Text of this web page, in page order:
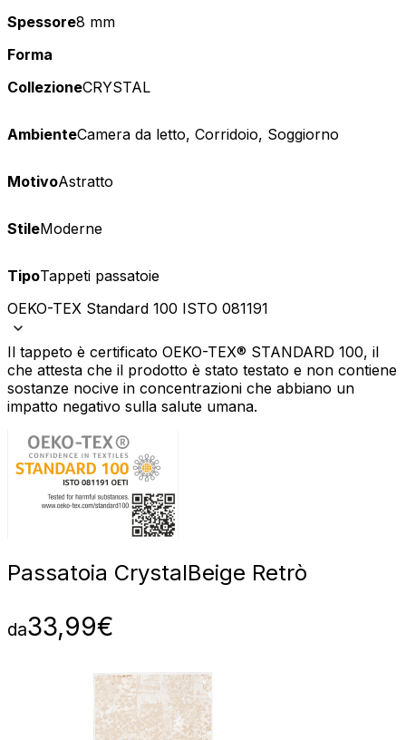
Spessore8 mm
Forma
CollezioneCRYSTAL
AmbienteCamera da letto, Corridoio, Soggiorno
MotivoAstratto
StileModerne
TipoTappeti passatoie
OEKO-TEX Standard 100 ISTO 081191
Il tappeto è certificato OEKO-TEX® STANDARD 100, il
che attesta che il prodotto è stato testato e non contiene
sostanze nocive in concentrazioni che abbiano un
impatto negativo sulla salute umana.
Passatoia CrystalBeige Retrò
da33,99€